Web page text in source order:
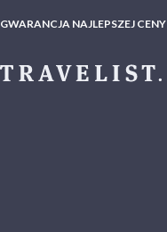
GWARANCJA NAJLEPSZEJ CENY